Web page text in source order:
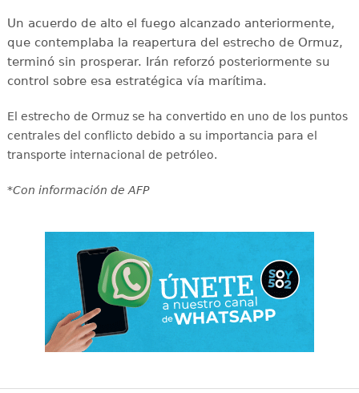
Un acuerdo de alto el fuego alcanzado anteriormente,
que contemplaba la reapertura del estrecho de Ormuz,
terminó sin prosperar. Irán reforzó posteriormente su
control sobre esa estratégica vía marítima.
El estrecho de Ormuz se ha convertido en uno de los puntos
centrales del conflicto debido a su importancia para el
transporte internacional de petróleo.
*Con información de AFP